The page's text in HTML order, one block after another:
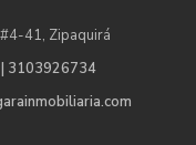
41, Zipaquirá
3103926734